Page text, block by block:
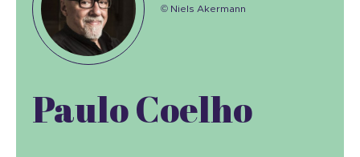
Paulo Coelho
© Niels Akermann